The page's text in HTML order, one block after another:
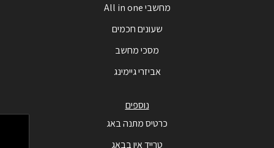
מחשבי All in one
שעונים חכמים
מסכי מחשב
אביזרי גיימינג
נוספים
כרטיס מתנה באג
טרייד אין בבאג